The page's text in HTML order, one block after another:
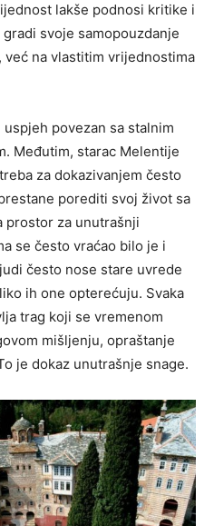
lakše podnosi kritike i
svoje samopouzdanje
na vlastitim vrijednostima
povezan sa stalnim
Međutim, starac Melentije
za dokazivanjem često
porediti svoj život sa
prostor za unutrašnji
se često vraćao bilo je i
često nose stare uvrede
ih one opterećuju. Svaka
trag koji se vremenom
mišljenju, opraštanje
je dokaz unutrašnje snage.